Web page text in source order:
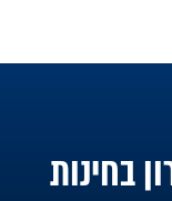
בחינות